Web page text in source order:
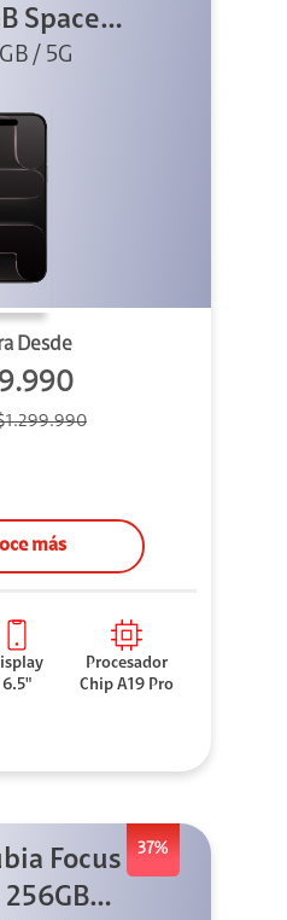
Space
(Sólo
/ 5G
Desde
más
6.5"
Procesador
Chip A19 Pro
37%
Focus
256GB